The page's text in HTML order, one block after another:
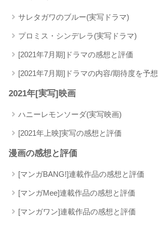
サレタガワのブルー(実写ドラマ)
プロミス・シンデレラ(実写ドラマ)
[2021年7月期]ドラマの感想と評価
[2021年7月期]ドラマの内容/期待度を予想
2021年[実写]映画
ハニーレモンソーダ(実写映画)
[2021年上映]実写の感想と評価
漫画の感想と評価
[マンガBANG!]連載作品の感想と評価
[マンガMee]連載作品の感想と評価
[マンガワン]連載作品の感想と評価